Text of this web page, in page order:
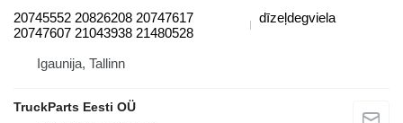
20745552 20826208 20747617
20747607 21043938 21480528
dīzeļdegviela
Igaunija, Tallinn
TruckParts Eesti OÜ